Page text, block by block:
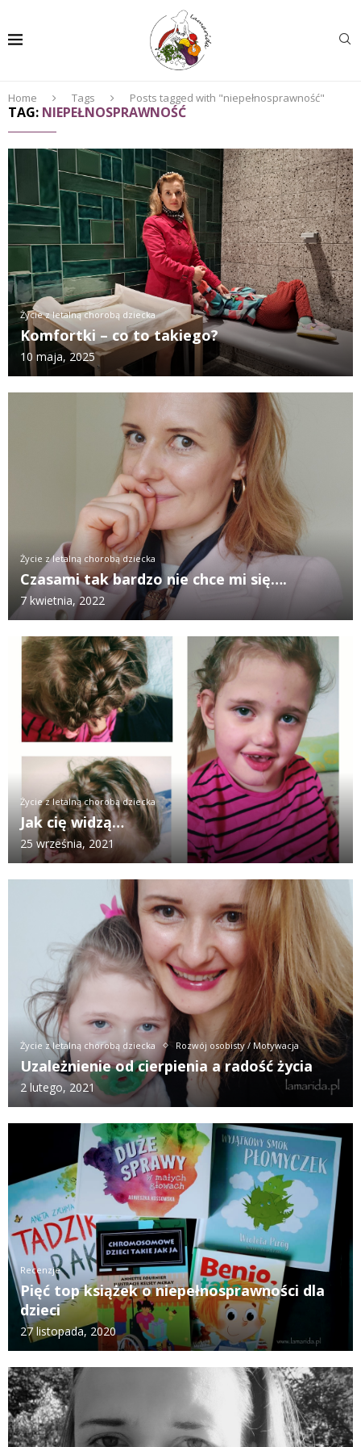
Home Tags Posts tagged with "niepełnosprawność"
TAG: NIEPEŁNOSPRAWNOŚĆ
Życie z letalną chorobą dziecka
Komfortki – co to takiego?
10 maja, 2025
Życie z letalną chorobą dziecka
Czasami tak bardzo nie chce mi się….
7 kwietnia, 2022
Życie z letalną chorobą dziecka
Jak cię widzą…
25 września, 2021
Życie z letalną chorobą dziecka Rozwój osobisty / Motywacja
Uzależnienie od cierpienia a radość życia
2 lutego, 2021
Recenzje
Pięć top książek o niepełnosprawności dla
dzieci
27 listopada, 2020